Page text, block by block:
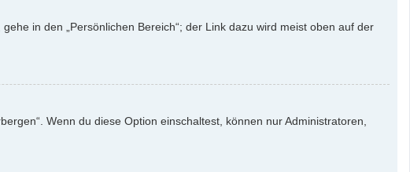
in den „Persönlichen Bereich“; der Link dazu wird meist oben auf der
Wenn du diese Option einschaltest, können nur Administratoren,